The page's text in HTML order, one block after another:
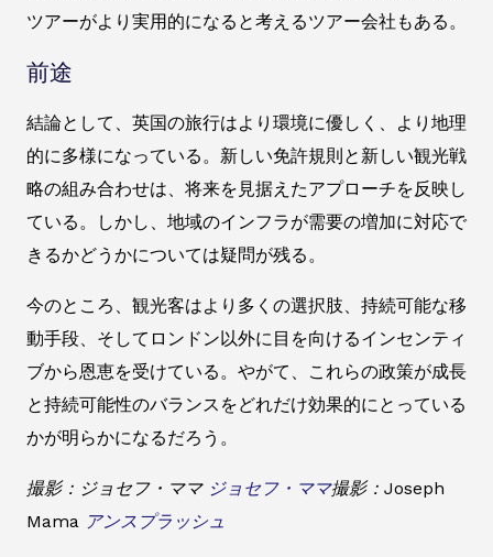
ツアーがより実用的になると考えるツアー会社もある。
前途
結論として、英国の旅行はより環境に優しく、より地理
的に多様になっている。新しい免許規則と新しい観光戦
略の組み合わせは、将来を見据えたアプローチを反映し
ている。しかし、地域のインフラが需要の増加に対応で
きるかどうかについては疑問が残る。
今のところ、観光客はより多くの選択肢、持続可能な移
動手段、そしてロンドン以外に目を向けるインセンティ
ブから恩恵を受けている。やがて、これらの政策が成長
と持続可能性のバランスをどれだけ効果的にとっている
かが明らかになるだろう。
撮影：ジョセフ・ママ ジョセフ・ママ撮影：Joseph
Mama アンスプラッシュ